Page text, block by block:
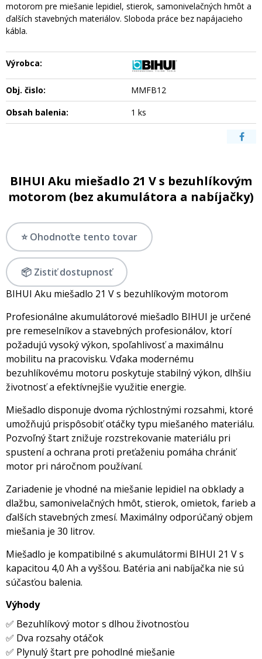
motorom pre miešanie lepidiel, stierok, samonivelačných hmôt a
ďalších stavebných materiálov. Sloboda práce bez napájacieho
kábla.
Výrobca:
Obj. čislo:
MMFB12
Obsah balenia:
1 ks
BIHUI Aku miešadlo 21 V s bezuhlíkovým
motorom (bez akumulátora a nabíjačky)
⭐ Ohodnoťte tento tovar
📦 Zistiť dostupnosť
BIHUI Aku miešadlo 21 V s bezuhlíkovým motorom
Profesionálne akumulátorové miešadlo BIHUI je určené
pre remeselníkov a stavebných profesionálov, ktorí
požadujú vysoký výkon, spoľahlivosť a maximálnu
mobilitu na pracovisku. Vďaka modernému
bezuhlíkovému motoru poskytuje stabilný výkon, dlhšiu
životnosť a efektívnejšie využitie energie.
Miešadlo disponuje dvoma rýchlostnými rozsahmi, ktoré
umožňujú prispôsobiť otáčky typu miešaného materiálu.
Pozvoľný štart znižuje rozstrekovanie materiálu pri
spustení a ochrana proti preťaženiu pomáha chrániť
motor pri náročnom používaní.
Zariadenie je vhodné na miešanie lepidiel na obklady a
dlažbu, samonivelačných hmôt, stierok, omietok, farieb a
ďalších stavebných zmesí. Maximálny odporúčaný objem
miešania je 30 litrov.
Miešadlo je kompatibilné s akumulátormi BIHUI 21 V s
kapacitou 4,0 Ah a vyššou. Batéria ani nabíjačka nie sú
súčasťou balenia.
Výhody
✅ Bezuhlíkový motor s dlhou životnosťou
✅ Dva rozsahy otáčok
✅ Plynulý štart pre pohodlné miešanie